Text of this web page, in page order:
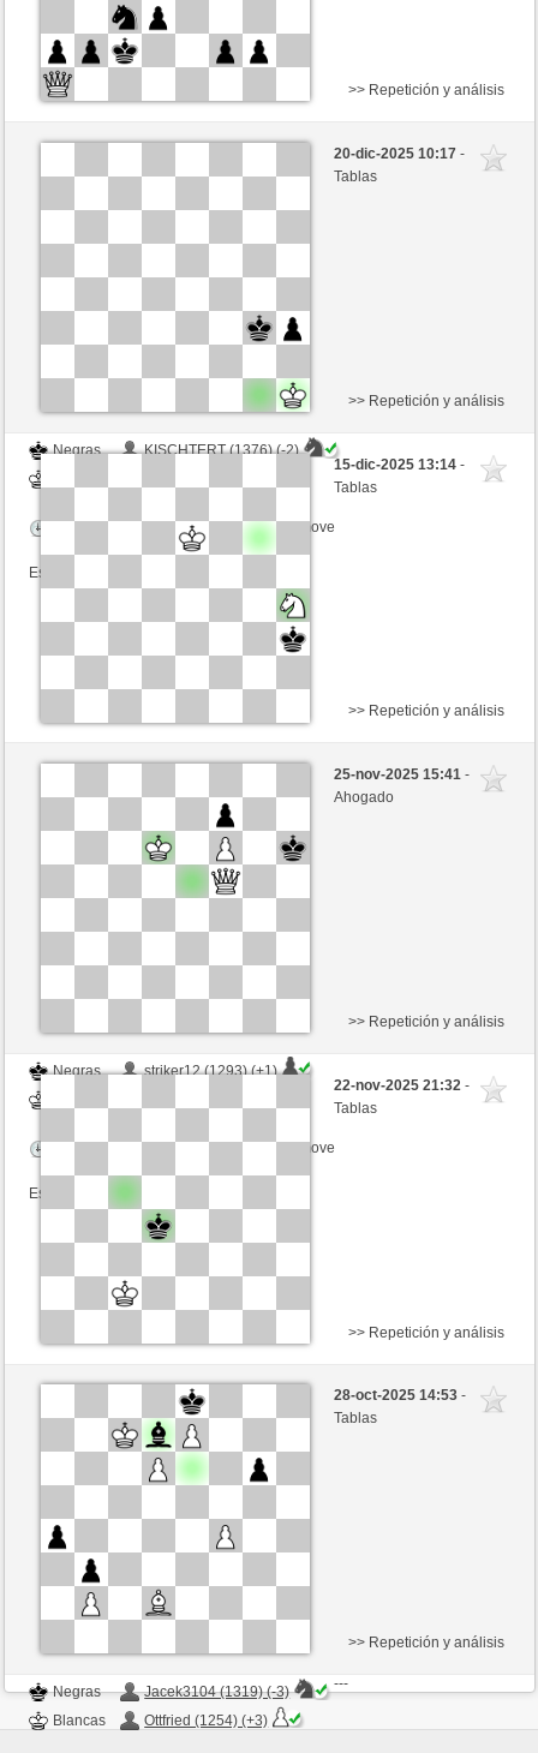
Blancas
Gu6247 (1306) (0)
>> Repetición y análisis
20-dic-2025 10:17-
Tablas
Negras
KISCHTERT (1376) (-2)
Tiempo: 15 minutes/side + 0 seconds/move
Esta partida es por puntos
>> Repetición y análisis
15-dic-2025 13:14-
Tablas
Negras
Abundio (1390) (-4)
Tiempo: 15 minutes/side + 0 seconds/move
>> Repetición y análisis
25-nov-2025 15:41-
Ahogado
Negras
striker12 (1293) (+1)
Tiempo: 15 minutes/side + 0 seconds/move
Esta partida es por puntos
>> Repetición y análisis
22-nov-2025 21:32-
Tablas
Negras
Teutonengriller (1251) (+3)
Ottfried (1328) (-3)
Tiempo: 15 minutes/side + 0 seconds/move
>> Repetición y análisis
28-oct-2025 14:53-
Tablas
Negras
Jacek3104 (1319) (-3)
Blancas
Ottfried (1254) (+3)
>> Repetición y análisis
---